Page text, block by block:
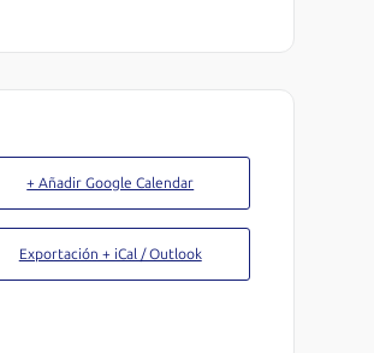
+ Añadir Google Calendar
Exportación + iCal / Outlook